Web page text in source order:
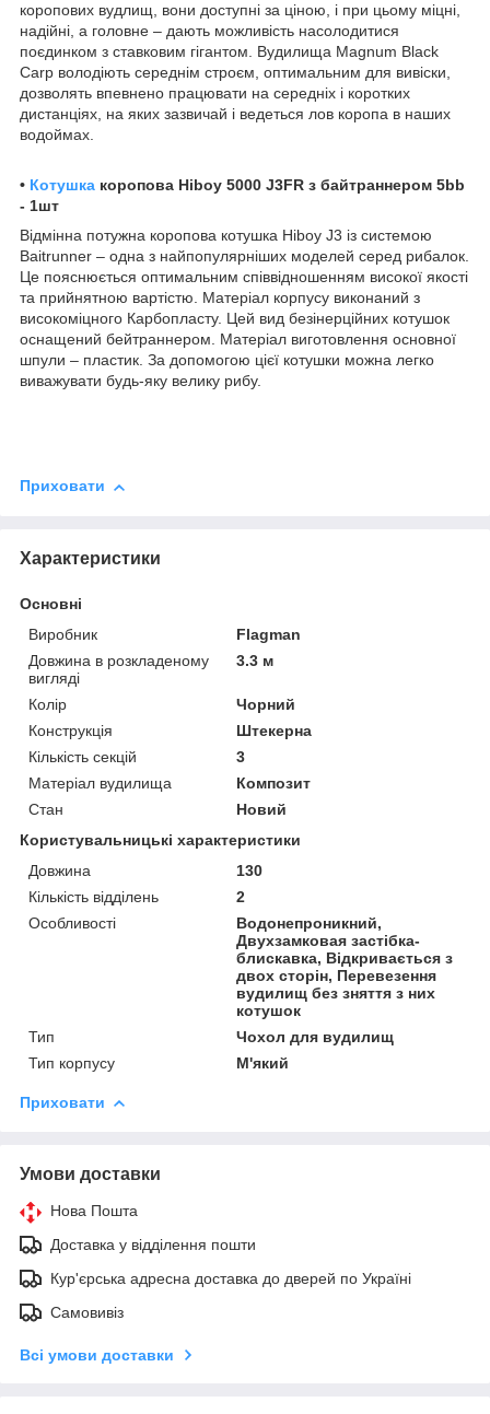
коропових вудлищ, вони доступні за ціною, і при цьому міцні,
надійні, а головне – дають можливість насолодитися
поєдинком з ставковим гігантом. Вудилища Magnum Black
Carp володіють середнім строєм, оптимальним для вивіски,
дозволять впевнено працювати на середніх і коротких
дистанціях, на яких зазвичай і ведеться лов коропа в наших
водоймах.
• Котушка коропова Hiboy 5000 J3FR з байтраннером 5bb
- 1шт
Відмінна потужна коропова котушка Hiboy J3 із системою
Baitrunner – одна з найпопулярніших моделей серед рибалок.
Це пояснюється оптимальним співвідношенням високої якості
та прийнятною вартістю. Матеріал корпусу виконаний з
високоміцного Карбопласту. Цей вид безінерційних котушок
оснащений бейтраннером. Матеріал виготовлення основної
шпули – пластик. За допомогою цієї котушки можна легко
виважувати будь-яку велику рибу.
Приховати
Характеристики
Основні
Виробник
Flagman
Довжина в розкладеному
вигляді
3.3 м
Колір
Чорний
Конструкція
Штекерна
Кількість секцій
3
Матеріал вудилища
Композит
Стан
Новий
Користувальницькі характеристики
Довжина
130
Кількість відділень
2
Особливості
Водонепроникний,
Двухзамковая застібка-
блискавка, Відкривається з
двох сторін, Перевезення
вудилищ без зняття з них
котушок
Тип
Чохол для вудилищ
Тип корпусу
М'який
Приховати
Умови доставки
Нова Пошта
Доставка у відділення пошти
Кур'єрська адресна доставка до дверей по Україні
Самовивіз
Всі умови доставки